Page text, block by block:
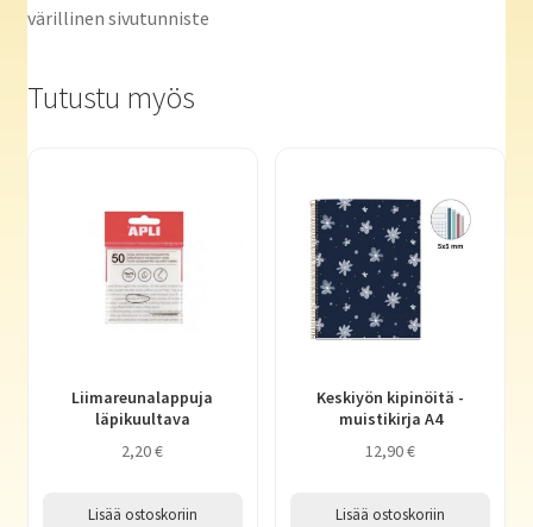
värillinen sivutunniste
Tutustu myös
Liimareunalappuja
läpikuultava
2,20€
Lisää ostoskoriin
Keskiyön kipinöitä -
muistikirja A4
12,90€
Lisää ostoskoriin